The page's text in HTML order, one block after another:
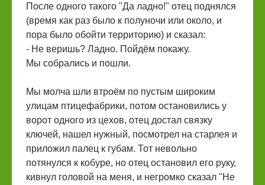
После одного такого "Да ладно!" отец поднялся
(время как раз было к полуночи или около, и
пора было обойти территорию) и сказал:
- Не веришь? Ладно. Пойдём покажу.
Мы собрались и пошли.
Мы молча шли втроём по пустым широким
улицам птицефабрики, потом остановились у
ворот одного из цехов, отец достал связку
ключей, нашел нужный, посмотрел на старлея и
приложил палец к губам. Тот невольно
потянулся к кобуре, но отец остановил его руку,
кивнул головой на меня, и негромко сказал "Не